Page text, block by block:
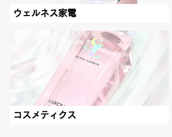
ウェルネス家電
コスメティクス